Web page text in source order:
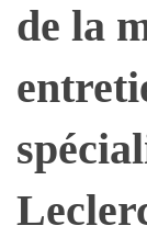
de la